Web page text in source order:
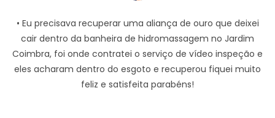
• Eu precisava recuperar uma aliança de ouro que deixei
cair dentro da banheira de hidromassagem no Jardim
Coimbra, foi onde contratei o serviço de vídeo inspeção e
eles acharam dentro do esgoto e recuperou fiquei muito
feliz e satisfeita parabéns!